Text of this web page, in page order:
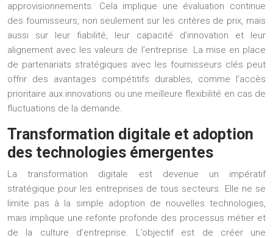
approvisionnements. Cela implique une évaluation continue
des fournisseurs, non seulement sur les critères de prix, mais
aussi sur leur fiabilité, leur capacité d’innovation et leur
alignement avec les valeurs de l’entreprise. La mise en place
de partenariats stratégiques avec les fournisseurs clés peut
offrir des avantages compétitifs durables, comme l’accès
prioritaire aux innovations ou une meilleure flexibilité en cas de
fluctuations de la demande.
Transformation digitale et adoption
des technologies émergentes
La transformation digitale est devenue un impératif
stratégique pour les entreprises de tous secteurs. Elle ne se
limite pas à la simple adoption de nouvelles technologies,
mais implique une refonte profonde des processus métier et
de la culture d’entreprise. L’objectif est de créer une